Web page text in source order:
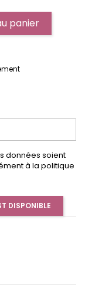
panier
données soient
à la politique
DISPONIBLE